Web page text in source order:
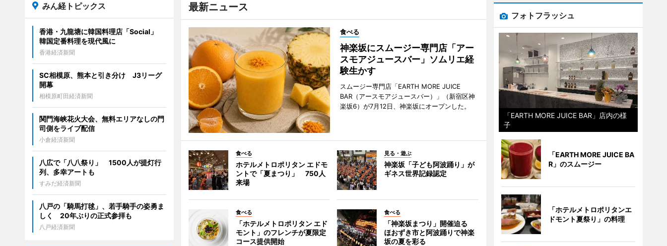
最新ニュース
食べる
神楽坂にスムージー専門店「アー
スモアジュースバー」ソムリエ経
験生かす
スムージー専門店「EARTH MORE JUICE
BAR（アースモアジュースバー）」（新宿区神
楽坂6）が7月12日、神楽坂にオープンした。
食べる
ホテルメトロポリタン エドモ
ントで「夏まつり」 750人
来場
見る・遊ぶ
神楽坂「子ども阿波踊り」が
ギネス世界記録認定
食べる
「ホテルメトロポリタン エド
モント」のフレンチが夏限定
コース提供開始
食べる
「神楽坂まつり」開催迫る
ほおずき市と阿波踊りで神楽
坂の夏を彩る
みん経トピックス
香港・九龍塘に韓国料理店「Social」
韓国定番料理を現代風に
香港経済新聞
SC相模原、熊本と引き分け J3リーグ
開幕
相模原町田経済新聞
関門海峡花火大会、無料エリアなしの門
司側をライブ配信
小倉経済新聞
八広で「八八祭り」 1500人が提灯行
列、多幸アートも
すみだ経済新聞
八戸の「騎馬打毬」、若手騎手の姿勇ま
しく 20年ぶりの正式参拝も
八戸経済新聞
フォトフラッシュ
「EARTH MORE JUICE BAR」店内の様
子
「EARTH MORE JUICE BA
R」のスムージー
「ホテルメトロポリタンエ
ドモント夏祭り」の料理